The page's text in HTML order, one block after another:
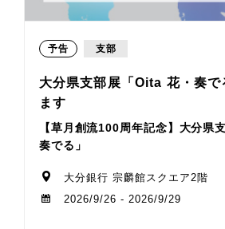
予告 支部
大分県支部展「Oita 花・奏で
ます
【草月創流100周年記念】大分県
奏でる」
大分銀行 宗麟館スクエア2階
2026/9/26 - 2026/9/29